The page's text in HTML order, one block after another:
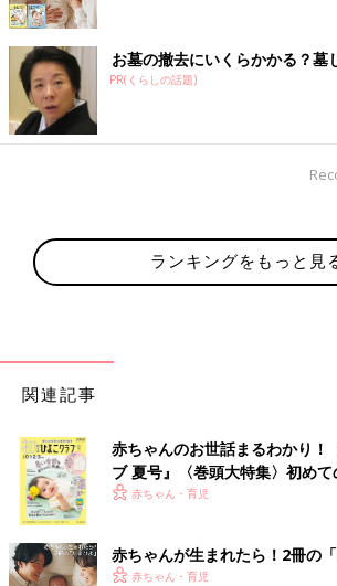
お墓の撤去にいくらかかる？墓
PR(くらしの話題)
ランキングをもっと見
関連記事
赤ちゃんのお世話まるわかり！
ブ 夏号』〈巻頭大特集〉初め
く！ おっぱい・ミルクの基本と
赤ちゃん・育児
赤ちゃんが生まれたら！2冊の「
赤ちゃん・育児